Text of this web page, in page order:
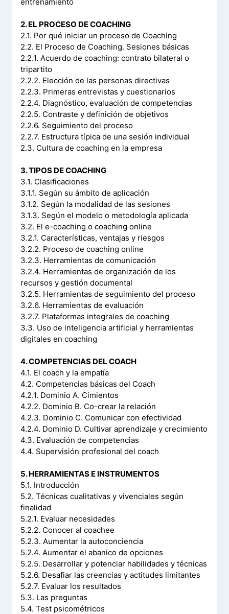
2. EL PROCESO DE COACHING
2.1. Por qué iniciar un proceso de Coaching
2.2. El Proceso de Coaching. Sesiones básicas
2.2.1. Acuerdo de coaching: contrato bilateral o
tripartito
2.2.2. Elección de las personas directivas
2.2.3. Primeras entrevistas y cuestionarios
2.2.4. Diagnóstico, evaluación de competencias
2.2.5. Contraste y definición de objetivos
2.2.6. Seguimiento del proceso
2.2.7. Estructura típica de una sesión individual
2.3. Cultura de coaching en la empresa
3. TIPOS DE COACHING
3.1. Clasificaciones
3.1.1. Según su ámbito de aplicación
3.1.2. Según la modalidad de las sesiones
3.1.3. Según el modelo o metodología aplicada
3.2. El e-coaching o coaching online
3.2.1. Características, ventajas y riesgos
3.2.2. Proceso de coaching online
3.2.3. Herramientas de comunicación
3.2.4. Herramientas de organización de los
recursos y gestión documental
3.2.5. Herramientas de seguimiento del proceso
3.2.6. Herramientas de evaluación
3.2.7. Plataformas integrales de coaching
3.3. Uso de inteligencia artificial y herramientas
digitales en coaching
4. COMPETENCIAS DEL COACH
4.1. El coach y la empatía
4.2. Competencias básicas del Coach
4.2.1. Dominio A. Cimientos
4.2.2. Dominio B. Co-crear la relación
4.2.3. Dominio C. Comunicar con efectividad
4.2.4. Dominio D. Cultivar aprendizaje y crecimiento
4.3. Evaluación de competencias
4.4. Supervisión profesional del coach
5. HERRAMIENTAS E INSTRUMENTOS
5.1. Introducción
5.2. Técnicas cualitativas y vivenciales según
finalidad
5.2.1. Evaluar necesidades
5.2.2. Conocer al coachee
5.2.3. Aumentar la autoconciencia
5.2.4. Aumentar el abanico de opciones
5.2.5. Desarrollar y potenciar habilidades y técnicas
5.2.6. Desafiar las creencias y actitudes limitantes
5.2.7. Evaluar los resultados
5.3. Las preguntas
5.4. Test psicométricos